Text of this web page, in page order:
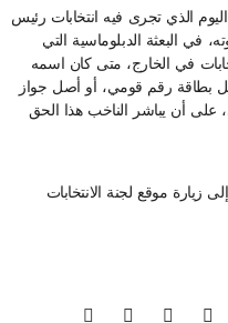
الذي تجرى فيه انتخابات رئيس
في البعثة الدبلوماسية التي
في الخارج، متى كان اسمه
بطاقة رقم قومي، أو أصل جواز
على أن يباشر الناخب هذا الحق
موقع لجنة الانتخابات